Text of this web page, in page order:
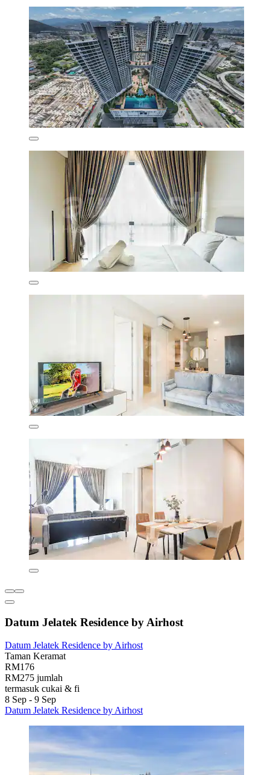
Datum Jelatek Residence by Airhost
Datum Jelatek Residence by Airhost
Taman Keramat
RM176
RM275 jumlah
termasuk cukai & fi
8 Sep - 9 Sep
Datum Jelatek Residence by Airhost